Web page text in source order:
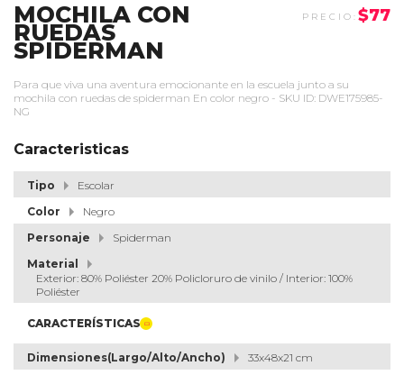
MOCHILA CON
RUEDAS
SPIDERMAN
$77
Para que viva una aventura emocionante en la escuela junto a su
mochila con ruedas de spiderman En color negro - SKU ID: DWE175985-
NG
Caracteristicas
Tipo
Escolar
Color
Negro
Personaje
Spiderman
Material
Exterior: 80% Poliéster 20% Policloruro de vinilo / Interior: 100%
Poliéster
CARACTERÍSTICAS
Dimensiones(Largo/Alto/Ancho) 33x48x21 cm